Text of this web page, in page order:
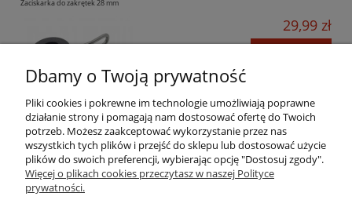
Zaciskarka do zakrętek 28 mm
29,99 zł
Pomoc
Dbamy o Twoją prywatność
Pliki cookies i pokrewne im technologie umożliwiają poprawne
działanie strony i pomagają nam dostosować ofertę do Twoich
potrzeb. Możesz zaakceptować wykorzystanie przez nas
wszystkich tych plików i przejść do sklepu lub dostosować użycie
plików do swoich preferencji, wybierając opcję "Dostosuj zgody".
Więcej o plikach cookies przeczytasz w naszej Polityce
prywatności.